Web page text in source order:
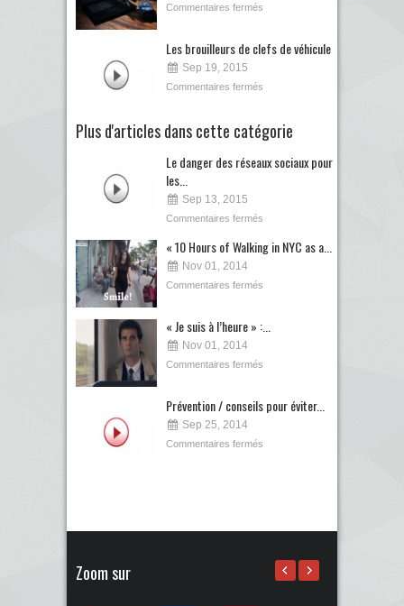
Commentaires fermés
Les brouilleurs de clefs de véhicule
Sep 19, 2015
Commentaires fermés
Plus d'articles dans cette catégorie
Le danger des réseaux sociaux pour
les...
Sep 13, 2015
Commentaires fermés
« 10 Hours of Walking in NYC as a...
Nov 01, 2014
Commentaires fermés
« Je suis à l’heure » :...
Nov 01, 2014
Commentaires fermés
Prévention / conseils pour éviter...
Sep 25, 2014
Commentaires fermés
Zoom sur